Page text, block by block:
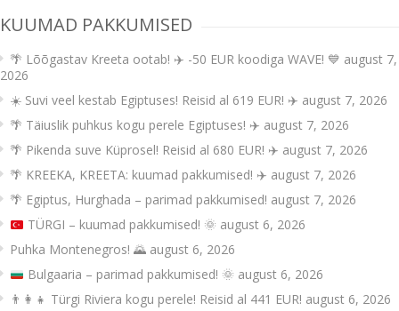
KUUMAD PAKKUMISED
🌴 Lõõgastav Kreeta ootab! ✈️ -50 EUR koodiga WAVE! 💙 august 7,
2026
☀️ Suvi veel kestab Egiptuses! Reisid al 619 EUR! ✈️ august 7, 2026
🌴 Täiuslik puhkus kogu perele Egiptuses! ✈️ august 7, 2026
🌴 Pikenda suve Küprosel! Reisid al 680 EUR! ✈️ august 7, 2026
🌴 KREEKA, KREETA: kuumad pakkumised! ✈️ august 7, 2026
🌴 Egiptus, Hurghada – parimad pakkumised! august 7, 2026
TÜRGI – kuumad pakkumised! 🌞 august 6, 2026
Puhka Montenegros! 🌄 august 6, 2026
Bulgaaria – parimad pakkumised! 🌞 august 6, 2026
👨‍👩‍👧 Türgi Riviera kogu perele! Reisid al 441 EUR! august 6, 2026